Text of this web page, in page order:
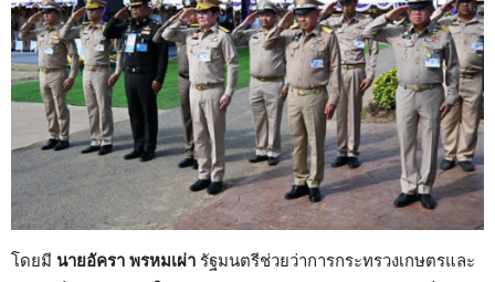
โดยมี นายอัครา พรหมเผ่า รัฐมนตรีช่วยว่าการกระทรวงเกษตรและ